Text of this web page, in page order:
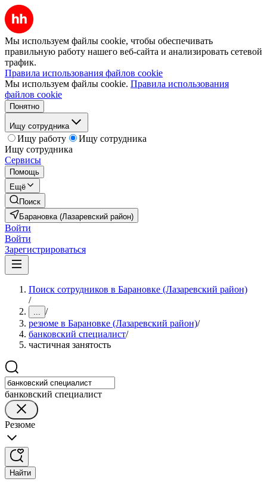
Мы используем файлы cookie, чтобы обеспечивать
правильную работу нашего веб-сайта и анализировать сетевой
трафик.
Правила использования файлов cookie
Мы используем файлы cookie. Правила использования
файлов cookie
Понятно
Ищу сотрудника
Ищу работу
Ищу сотрудника
Ищу сотрудника
Сервисы
Помощь
Ещё
Поиск
Барановка (Лазаревский район)
Войти
Войти
Зарегистрироваться
Поиск сотрудников в Барановке (Лазаревский район)
/
... /
резюме в Барановке (Лазаревский район)/
банковский специалист/
частичная занятость
банковский специалист
Резюме
Найти